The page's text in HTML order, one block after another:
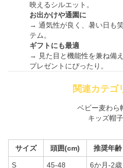
映えるシルエット。
お出かけや通園に
→ 通気性が良く、暑い日も
テム。
ギフトにも最適
→ 見た目と機能性を兼ね備
プレゼントにぴったり。
関連カテゴ
ベビー麦わら
キッズ帽
サイズ 頭囲(cm) 推奨年齢
S 45-48 6か月-2歳